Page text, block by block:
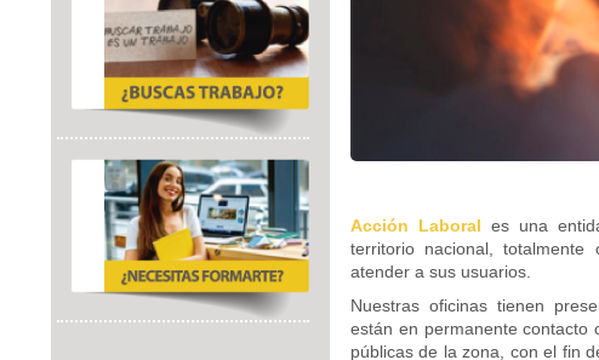
Acción Laboral es una
territorio nacional, totalmente
atender a sus usuarios.
Nuestras oficinas tienen
están en permanente contacto
públicas de la zona, con el fin